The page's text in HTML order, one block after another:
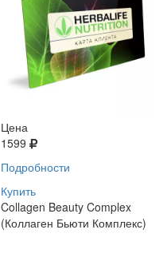
Цена
1599
Подробности
Купить
Collagen Beauty Complex
(Коллаген Бьюти Комплекс)